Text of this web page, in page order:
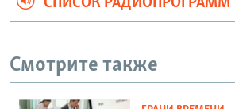
Смотрите также